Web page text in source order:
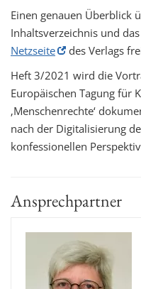
Einen genauen Überblick
Inhaltsverzeichnis und
Netzseite
des Verlags
Heft 3/2021 wird die
Europäischen Tagung für
‚Menschenrechte‘
nach der Digitalisierung
konfessionellen
Ansprechpartner